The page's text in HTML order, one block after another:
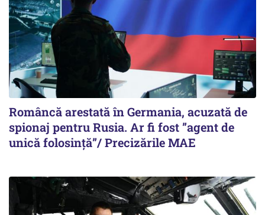
Româncă arestată în Germania, acuzată de
spionaj pentru Rusia. Ar fi fost ”agent de
unică folosință”/ Precizările MAE